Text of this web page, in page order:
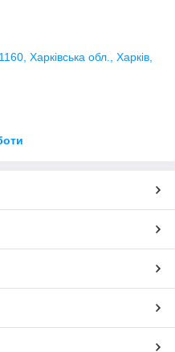
Харківська обл., Харків,